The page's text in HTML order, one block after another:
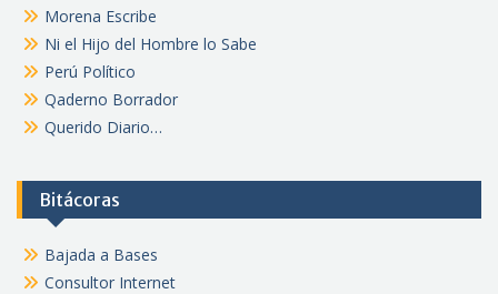
Morena Escribe
Ni el Hijo del Hombre lo Sabe
Perú Político
Qaderno Borrador
Querido Diario…
Bitácoras
Bajada a Bases
Consultor Internet